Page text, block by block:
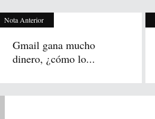
Nota Anterior
Gmail gana mucho
dinero, ¿cómo lo...